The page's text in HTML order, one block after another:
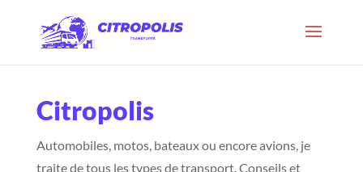
Citropolis
Automobiles, motos, bateaux ou encore avions, je
traite de tous les types de transport. Conseils et